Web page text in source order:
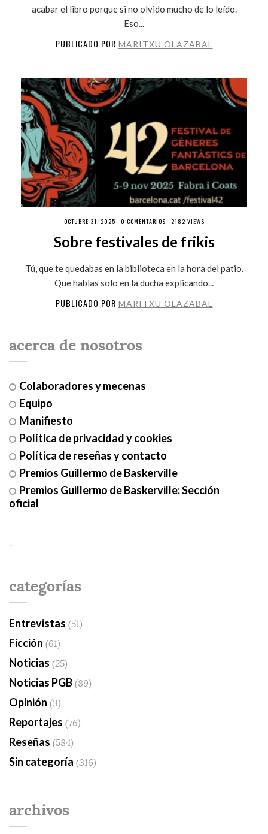
acabar el libro porque si no olvido mucho de lo leído.
Eso...
PUBLICADO POR MARITXU OLAZABAL
OCTUBRE 31, 2025 · 0 COMENTARIOS · 2182 VIEWS
Sobre festivales de frikis
Tú, que te quedabas en la biblioteca en la hora del patio.
Que hablas solo en la ducha explicando...
PUBLICADO POR MARITXU OLAZABAL
acerca de nosotros
Colaboradores y mecenas
Equipo
Manifiesto
Política de privacidad y cookies
Política de reseñas y contacto
Premios Guillermo de Baskerville
Premios Guillermo de Baskerville: Sección
oficial
-
categorías
Entrevistas (51)
Ficción (61)
Noticias (25)
Noticias PGB(89)
Opinión (3)
Reportajes (76)
Reseñas (584)
Sin categoría (316)
archivos